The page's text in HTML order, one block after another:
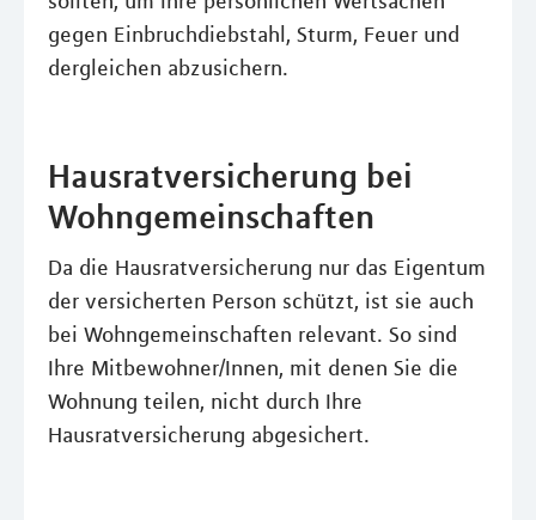
gegen Einbruchdiebstahl, Sturm, Feuer und
dergleichen abzusichern.
Hausratversicherung bei
Wohngemeinschaften
Da die Hausratversicherung nur das Eigentum
der versicherten Person schützt, ist sie auch
bei Wohngemeinschaften relevant. So sind
Ihre Mitbewohner/Innen, mit denen Sie die
Wohnung teilen, nicht durch Ihre
Hausratversicherung abgesichert.